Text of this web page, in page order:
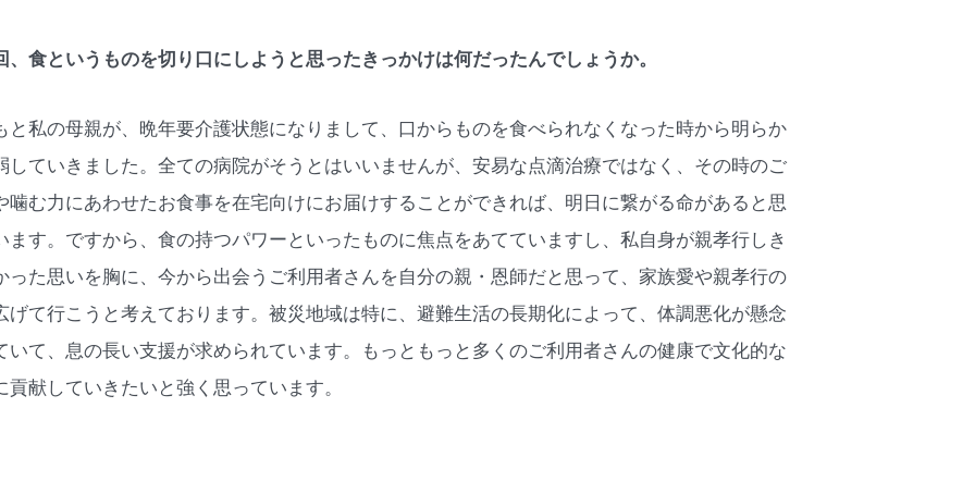
食というものを切り口にしようと思ったきっかけは何だったんでしょうか。
と私の母親が、晩年要介護状態になりまして、口からものを食べられなくなった時から明らか
していきました。全ての病院がそうとはいいませんが、安易な点滴治療ではなく、その時のご
噛む力にあわせたお食事を在宅向けにお届けすることができれば、明日に繋がる命があると思
ます。ですから、食の持つパワーといったものに焦点をあてていますし、私自身が親孝行しき
った思いを胸に、今から出会うご利用者さんを自分の親・恩師だと思って、家族愛や親孝行の
げて行こうと考えております。被災地域は特に、避難生活の長期化によって、体調悪化が懸念
いて、息の長い支援が求められています。もっともっと多くのご利用者さんの健康で文化的な
貢献していきたいと強く思っています。